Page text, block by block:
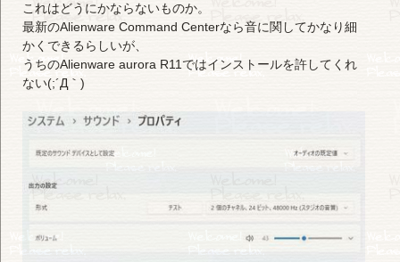
これはどうにかならないものか。
最新のAlienware Command Centerなら音に関してかなり細
かくできるらしいが、
うちのAlienware aurora R11ではインストールを許してくれ
ない(;´Д｀)